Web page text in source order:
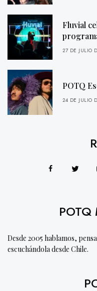
Fluvial
27 DE JULIO
POTQ
24 DE JULIO
POTQ
Desde 2005 hablamos,
escuchándola desde Chile.